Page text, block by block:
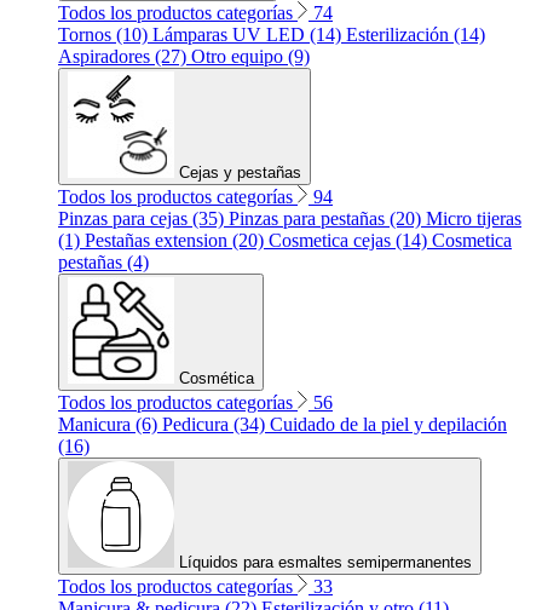
Todos los productos categorías
74
Tornos (10) Lámparas UV LED (14) Esterilización (14)
Aspiradores (27) Otro equipo (9)
Cejas y pestañas
Todos los productos categorías
94
Pinzas para cejas (35) Pinzas para pestañas (20) Micro tijeras
(1) Pestañas extension (20) Cosmetica cejas (14) Cosmetica
pestañas (4)
Cosmética
Todos los productos categorías
56
Manicura (6) Pedicura (34) Cuidado de la piel y depilación
(16)
Líquidos para esmaltes semipermanentes
Todos los productos categorías
33